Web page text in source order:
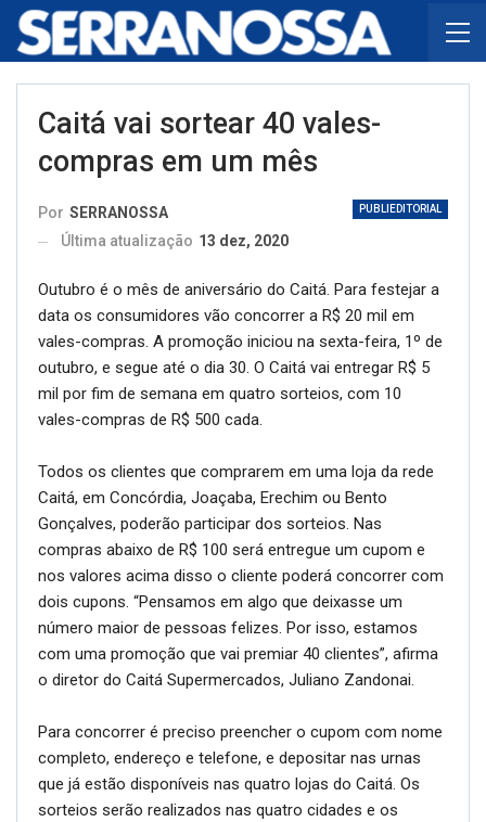
Caitá vai sortear 40 vales-
compras em um mês
PUBLIEDITORIAL
Por SERRANOSSA
Última atualização 13 dez, 2020
Outubro é o mês de aniversário do Caitá. Para festejar a
data os consumidores vão concorrer a R$ 20 mil em
vales-compras. A promoção iniciou na sexta-feira, 1º de
outubro, e segue até o dia 30. O Caitá vai entregar R$ 5
mil por fim de semana em quatro sorteios, com 10
vales-compras de R$ 500 cada.
Todos os clientes que comprarem em uma loja da rede
Caitá, em Concórdia, Joaçaba, Erechim ou Bento
Gonçalves, poderão participar dos sorteios. Nas
compras abaixo de R$ 100 será entregue um cupom e
nos valores acima disso o cliente poderá concorrer com
dois cupons. “Pensamos em algo que deixasse um
número maior de pessoas felizes. Por isso, estamos
com uma promoção que vai premiar 40 clientes”, afirma
o diretor do Caitá Supermercados, Juliano Zandonai.
Para concorrer é preciso preencher o cupom com nome
completo, endereço e telefone, e depositar nas urnas
que já estão disponíveis nas quatro lojas do Caitá. Os
sorteios serão realizados nas quatro cidades e os